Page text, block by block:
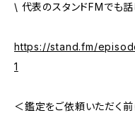
\ 代表のスタンドFMでも
https://stand.fm/
1
＜鑑定をご依頼いただく前